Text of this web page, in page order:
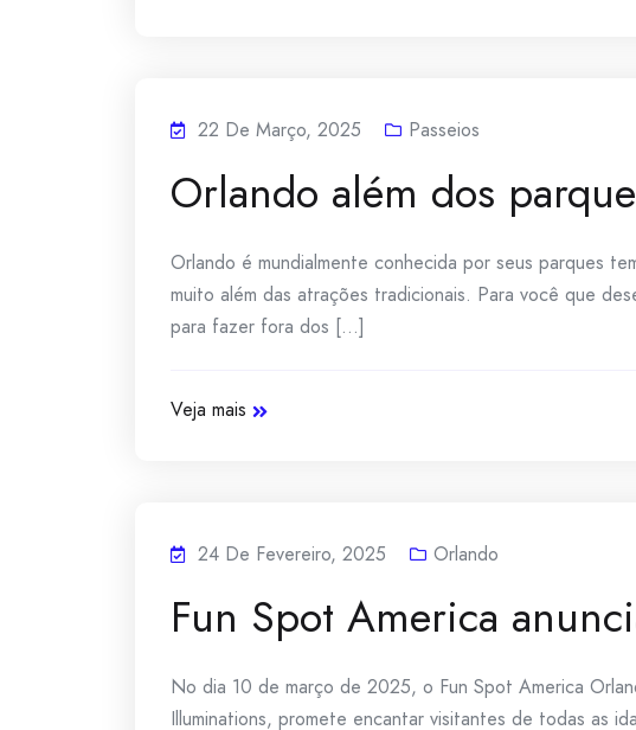
22 De Março, 2025 Passeios
Orlando além dos
Orlando é mundialmente conhecida por seus parques
muito além das atrações tradicionais. Para você que
para fazer fora dos [...]
Veja mais
24 De Fevereiro, 2025 Orlando
Fun Spot America
No dia 10 de março de 2025, o Fun Spot America
Illuminations, promete encantar visitantes de todas as